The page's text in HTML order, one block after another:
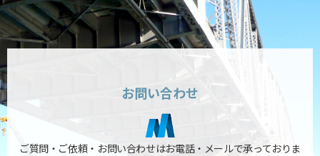
お問い合わせ
ご質問・ご依頼・お問い合わせはお電話・メールで承っておりま